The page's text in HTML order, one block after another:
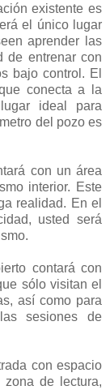
existente es
el único lugar
aprender las
de entrenar con
bajo control. El
conecta a la
ideal para
del pozo es
con un área
interior. Este
realidad. En el
usted será
contará con
sólo visitan el
así como para
sesiones de
con espacio
zona de lectura,